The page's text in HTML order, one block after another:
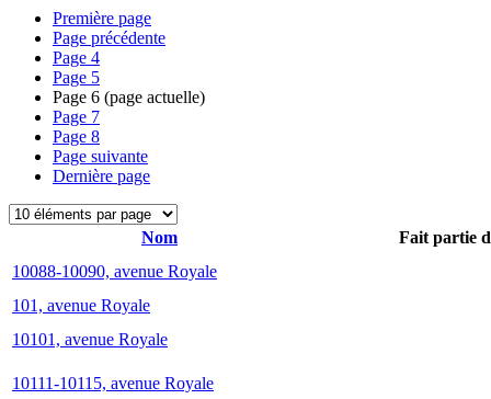
Première page
Page précédente
Page 4
Page 5
Page 6 (page actuelle)
Page 7
Page 8
Page suivante
Dernière page
Nom
Fait partie
10088-10090, avenue Royale
101, avenue Royale
10101, avenue Royale
10111-10115, avenue Royale